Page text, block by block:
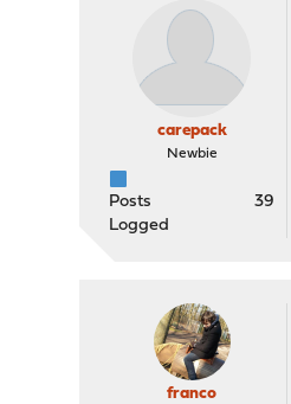
carepack
Newbie
Posts
39
Logged
franco